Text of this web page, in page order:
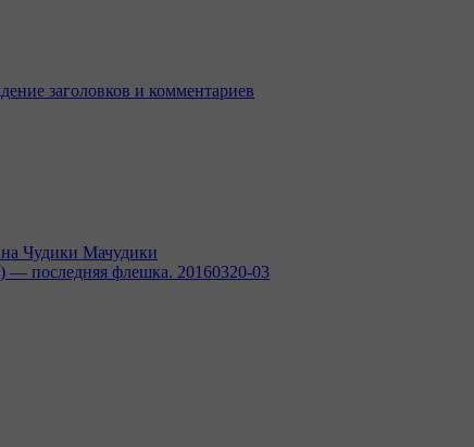
заголовков и комментариев
Чудики Мачудики
— последняя флешка. 20160320-03